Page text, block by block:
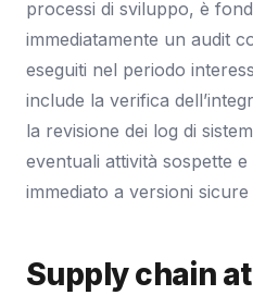
processi di sviluppo, è
immediatamente un audit
eseguiti nel periodo
include la verifica
la revisione dei log di
eventuali attività sospette e
immediato a versioni
Supply chain